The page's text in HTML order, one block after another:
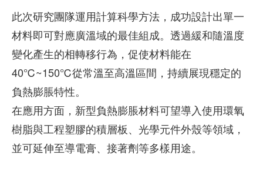
此次研究團隊運用計算科學方法，成功設計出單一
材料即可對應廣溫域的最佳組成。透過緩和隨溫度
變化產生的相轉移行為，促使材料能在
40℃~150℃從常溫至高溫區間，持續展現穩定的
負熱膨脹特性。
在應用方面，新型負熱膨脹材料可望導入使用環氧
樹脂與工程塑膠的積層板、光學元件外殼等領域，
並可延伸至導電膏、接著劑等多樣用途。